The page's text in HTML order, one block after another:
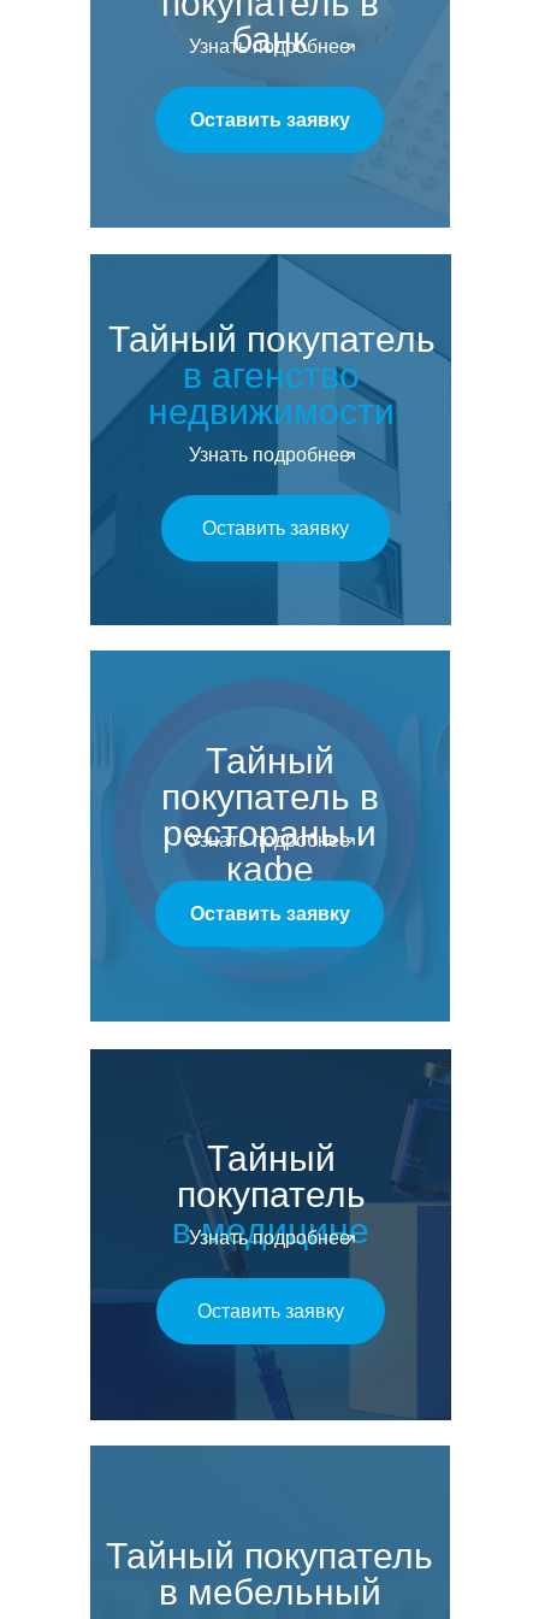
Узнать подробнее
банк
Оставить заявку
Узнать подробнее
Узнать подробнее
Тайный покупатель
в агенство
недвижимости
Тайный
покупатель в
рестораны и
кафе
Оставить заявку
Оставить заявку
Узнать подробнее
Тайный
покупатель
в медицине
Тайный покупатель
в мебельный
Оставить заявку